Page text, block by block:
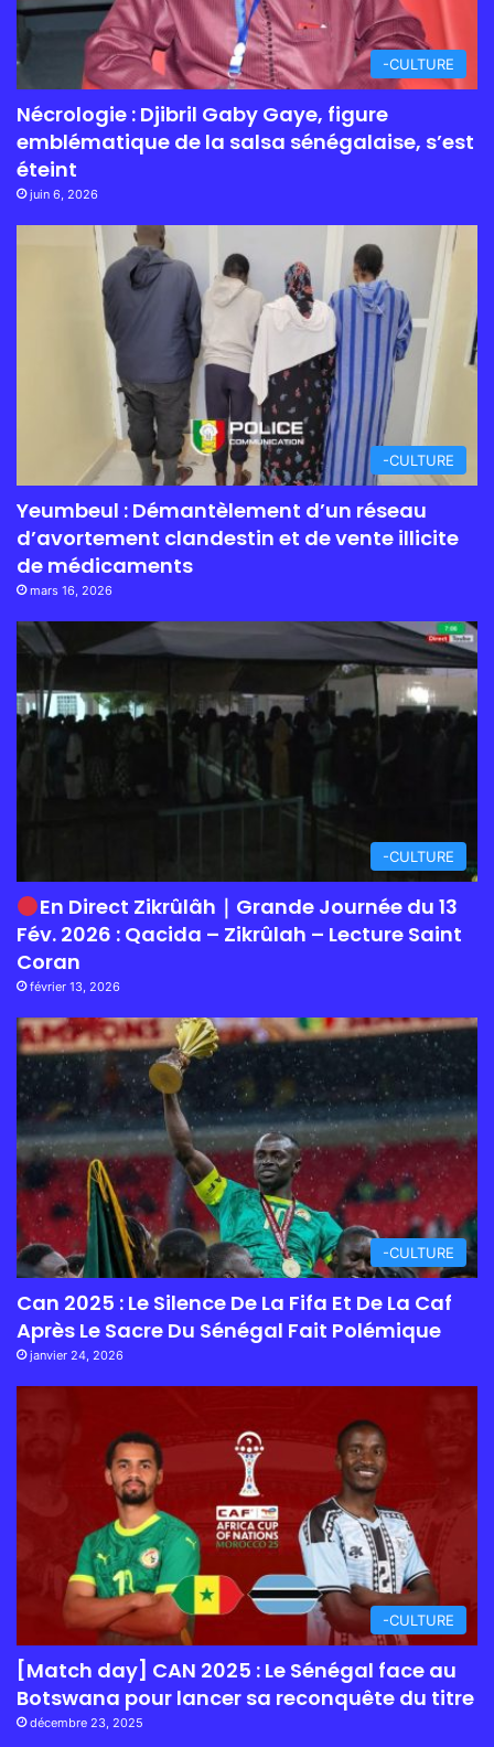
-CULTURE
Nécrologie : Djibril Gaby Gaye, figure
emblématique de la salsa sénégalaise, s’est
éteint
juin 6, 2026
-CULTURE
Yeumbeul : Démantèlement d’un réseau
d’avortement clandestin et de vente illicite
de médicaments
mars 16, 2026
-CULTURE
En Direct Zikrûlâh｜Grande Journée du 13
Fév. 2026 : Qacida – Zikrûlah – Lecture Saint
Coran
février 13, 2026
-CULTURE
Can 2025 : Le Silence De La Fifa Et De La Caf
Après Le Sacre Du Sénégal Fait Polémique
janvier 24, 2026
-CULTURE
[Match day] CAN 2025 : Le Sénégal face au
Botswana pour lancer sa reconquête du titre
décembre 23, 2025